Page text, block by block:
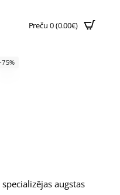
Preču 0 (0.00€)
-75%
augstas